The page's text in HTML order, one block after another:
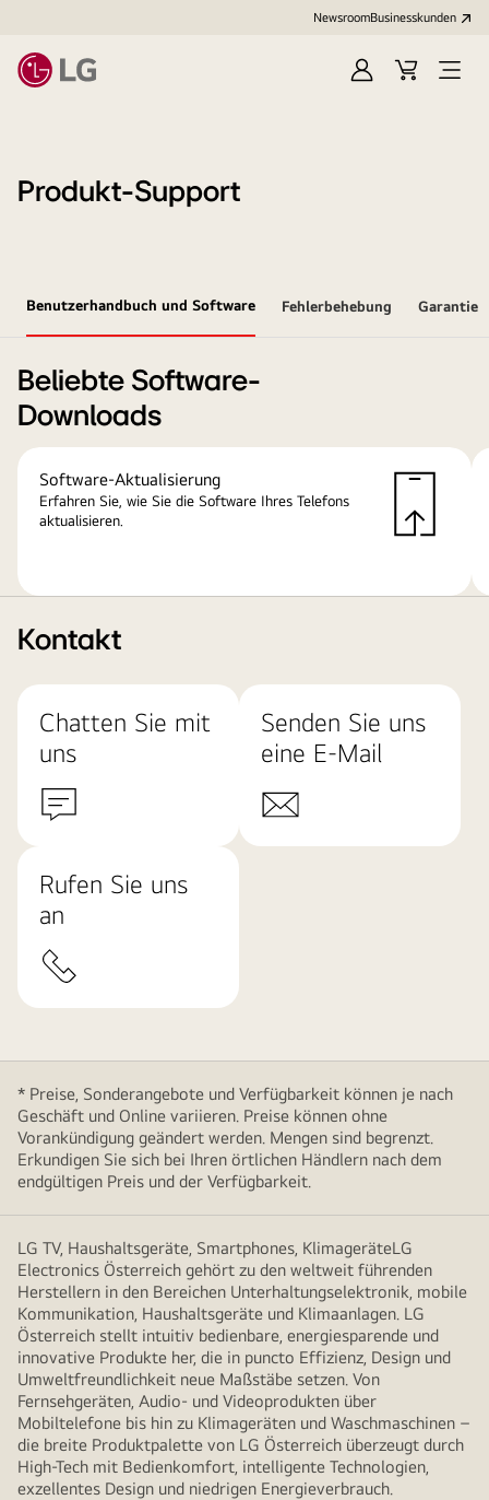
NewsroomBusinesskunden
AnmeldenWarenkorb
Menü
Produkt-Support
Benutzerhandbuch und Software Fehlerbehebung Garantie
Beliebte Software-
Downloads
Software-Aktualisierung
Erfahren Sie, wie Sie die Software Ihres Telefons
aktualisieren.
Kontakt
Chatten Sie mit
uns
Senden Sie uns
eine E-Mail
Rufen Sie uns
an
* Preise, Sonderangebote und Verfügbarkeit können je nach
Geschäft und Online variieren. Preise können ohne
Vorankündigung geändert werden. Mengen sind begrenzt.
Erkundigen Sie sich bei Ihren örtlichen Händlern nach dem
endgültigen Preis und der Verfügbarkeit.
LG TV, Haushaltsgeräte, Smartphones, KlimageräteLG
Electronics Österreich gehört zu den weltweit führenden
Herstellern in den Bereichen Unterhaltungselektronik, mobile
Kommunikation, Haushaltsgeräte und Klimaanlagen. LG
Österreich stellt intuitiv bedienbare, energiesparende und
innovative Produkte her, die in puncto Effizienz, Design und
Umweltfreundlichkeit neue Maßstäbe setzen. Von
Fernsehgeräten, Audio- und Videoprodukten über
Mobiltelefone bis hin zu Klimageräten und Waschmaschinen –
die breite Produktpalette von LG Österreich überzeugt durch
High-Tech mit Bedienkomfort, intelligente Technologien,
exzellentes Design und niedrigen Energieverbrauch.